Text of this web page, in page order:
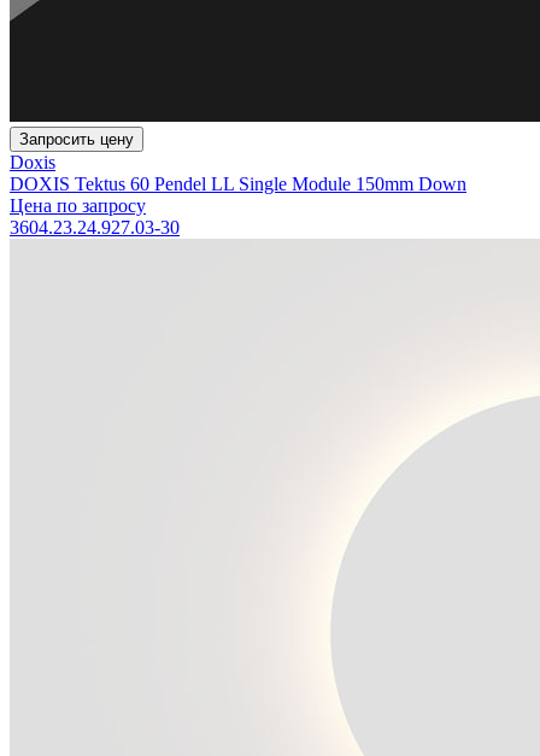
Запросить цену
Doxis
DOXIS Tektus 60 Pendel LL Single Module 150mm Down
Цена по запросу
3604.23.24.927.03-30